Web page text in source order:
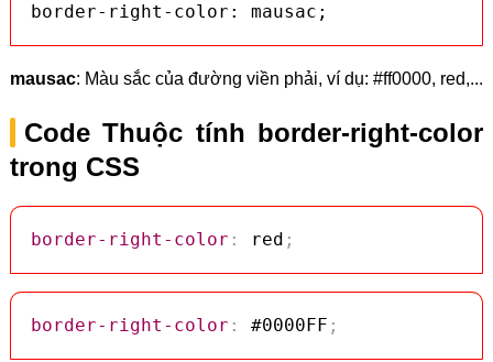
border-right-color: mausac;
mausac: Màu sắc của đường viền phải, ví dụ: #ff0000, red,...
Code Thuộc tính border-right-color
trong CSS
border-right-color : red ;
border-right-color : #0000FF ;